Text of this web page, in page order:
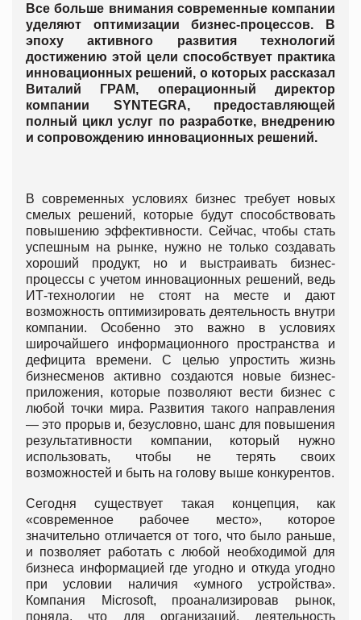
Все больше внимания современные компании
уделяют оптимизации бизнес-процессов. В
эпоху активного развития технологий
достижению этой цели способствует практика
инновационных решений, о которых рассказал
Виталий ГРАМ, операционный директор
компании SYNTEGRA, предоставляющей
полный цикл услуг по разработке, внедрению
и сопровождению инновационных решений.
В современных условиях бизнес требует новых
смелых решений, которые будут способствовать
повышению эффективности. Сейчас, чтобы стать
успешным на рынке, нужно не только создавать
хороший продукт, но и выстраивать бизнес-
процессы с учетом инновационных решений, ведь
ИТ-технологии не стоят на месте и дают
возможность оптимизировать деятельность внутри
компании. Особенно это важно в условиях
широчайшего информационного пространства и
дефицита времени. С целью упростить жизнь
бизнесменов активно создаются новые бизнес-
приложения, которые позволяют вести бизнес с
любой точки мира. Развития такого направления
— это прорыв и, безусловно, шанс для повышения
результативности компании, который нужно
использовать, чтобы не терять своих
возможностей и быть на голову выше конкурентов.
Сегодня существует такая концепция, как
«современное рабочее место», которое
значительно отличается от того, что было раньше,
и позволяет работать с любой необходимой для
бизнеса информацией где угодно и откуда угодно
при условии наличия «умного устройства».
Компания Microsoft, проанализировав рынок,
поняла, что для организаций, деятельность